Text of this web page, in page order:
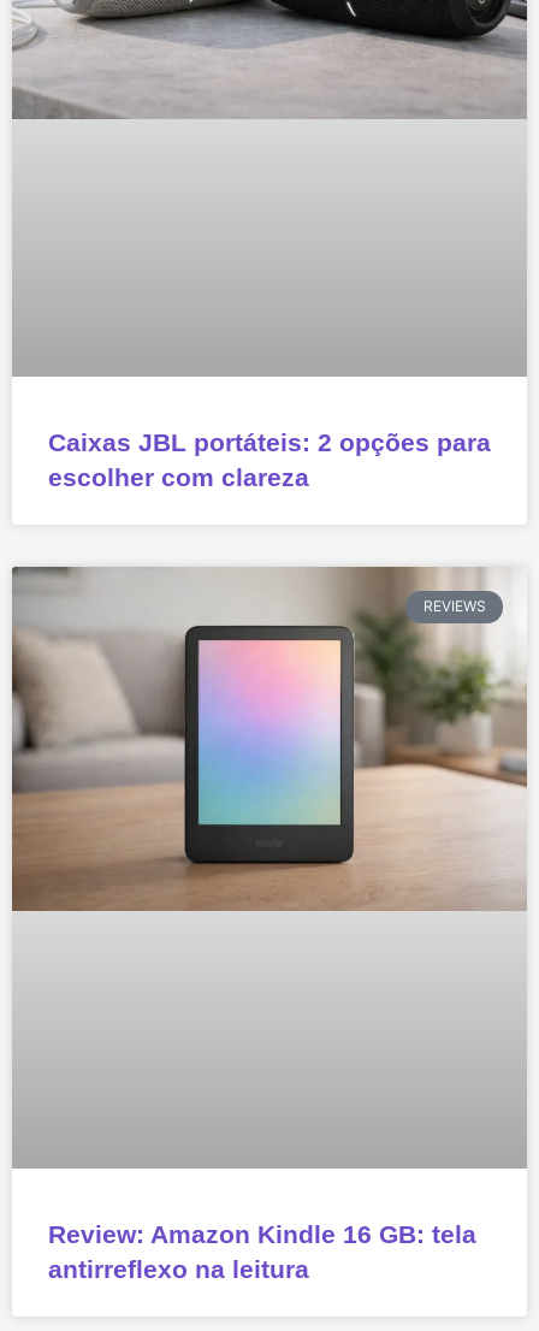
Caixas JBL portáteis: 2 opções para
escolher com clareza
REVIEWS
Review: Amazon Kindle 16 GB: tela
antirreflexo na leitura